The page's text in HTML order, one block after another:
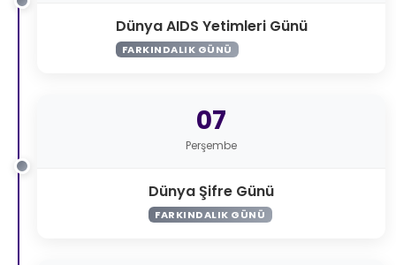
Dünya AIDS Yetimleri Günü
FARKINDALIK GÜNÜ
07
Perşembe
Dünya Şifre Günü
FARKINDALIK GÜNÜ